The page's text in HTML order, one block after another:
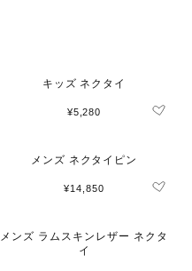
キッズ ネクタイ
¥5,280
メンズ ネクタイピン
¥14,850
メンズ ラムスキンレザー ネクタ
イ